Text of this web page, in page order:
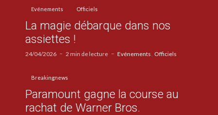
Evénements Officiels
La magie débarque dans nos
assiettes !
24/04/2026 2 min de lecture Evénements Officiels
Breakingnews
Paramount gagne la course au
rachat de Warner Bros.